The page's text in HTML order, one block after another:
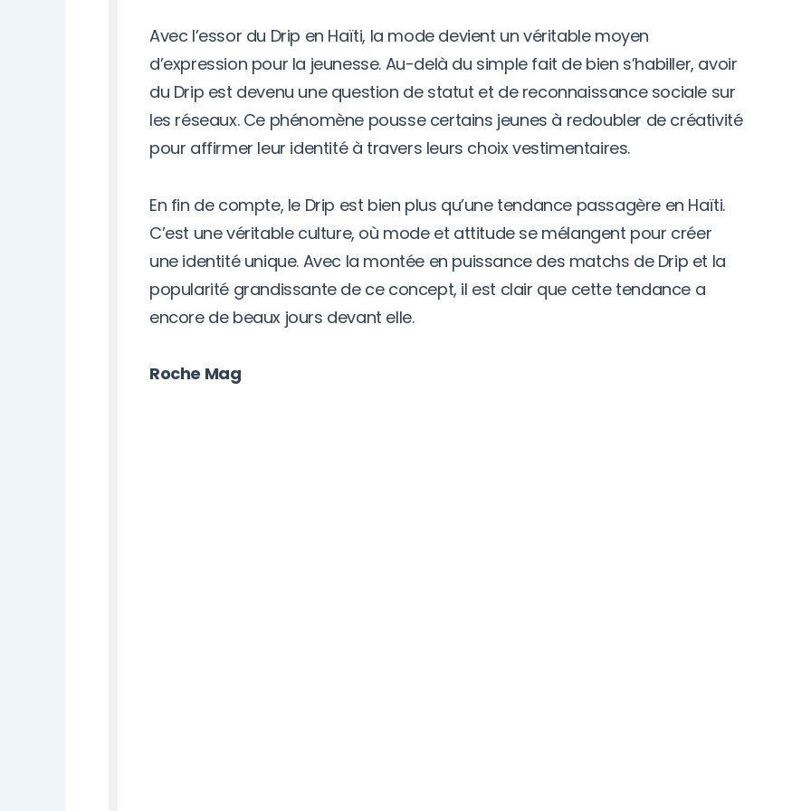
Avec l’essor du Drip en Haïti, la mode devient un véritable moyen
d’expression pour la jeunesse. Au-delà du simple fait de bien s’habiller, avoir
du Drip est devenu une question de statut et de reconnaissance sociale sur
les réseaux. Ce phénomène pousse certains jeunes à redoubler de créativité
pour affirmer leur identité à travers leurs choix vestimentaires.
En fin de compte, le Drip est bien plus qu’une tendance passagère en Haïti.
C’est une véritable culture, où mode et attitude se mélangent pour créer
une identité unique. Avec la montée en puissance des matchs de Drip et la
popularité grandissante de ce concept, il est clair que cette tendance a
encore de beaux jours devant elle.
Roche Mag